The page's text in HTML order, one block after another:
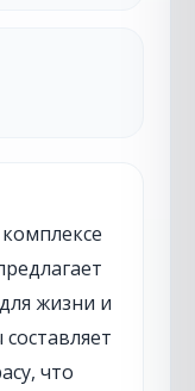
жизни и
что